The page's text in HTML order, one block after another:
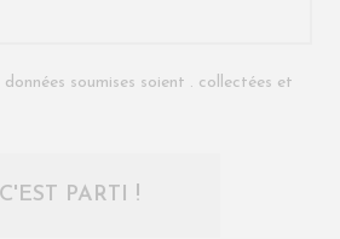
données soumises soient . collectées et